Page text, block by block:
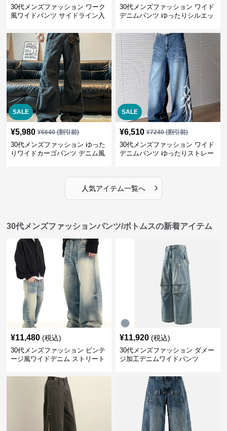
30代メンズファッション ワーク
風ワイドパンツ サイドライン入
30代メンズファッション ワイド
デニムパンツ ゆったりシルエッ
SALE
¥5,980 ¥6640(割引前)
30代メンズファッション ゆった
りワイドカーゴパンツ デニム風
SALE
¥6,510 ¥7240(割引前)
30代メンズファッション ワイド
デニムパンツ ゆったりストレー
人気アイテム一覧へ ›
30代メンズファッションパンツ/ボトムスの新着アイテム
¥11,480 (税込)
30代メンズファッション ビンテ
ージ風ワイドデニム ストリート
¥11,920 (税込)
30代メンズファッション ダメー
ジ加工デニムワイドパンツ